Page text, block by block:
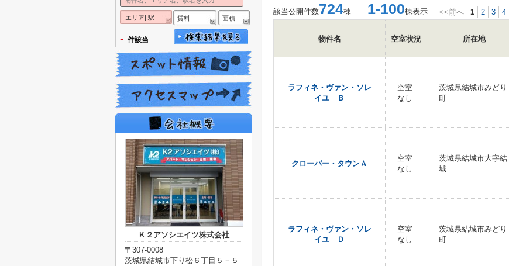
該当公開件数724棟 1-100棟表示 <<前へ 1 2 3 4
物件名 空室状況 所在地
ラフィネ・ヴァン・ソレ
イユ Ｂ
空室
なし
茨城県結城市みどり
町
クローバー・タウンＡ
空室
なし
茨城県結城市大字結
城
ラフィネ・ヴァン・ソレ
イユ Ｄ
空室
なし
茨城県結城市みどり
町
エリア| 駅 賃料 面積
- 件該当
Ｋ２アソシエイツ株式会社
〒307-0008
茨城県結城市下り松６丁目５－５